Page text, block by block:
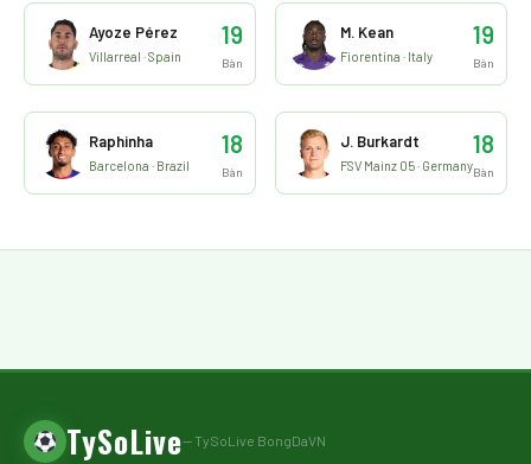
Ayoze Pérez
Villarreal · Spain
19
Bàn
M. Kean
Fiorentina · Italy
19
Bàn
Raphinha
Barcelona · Brazil
18
Bàn
J. Burkardt
FSV Mainz 05 · Germany
18
Bàn
TySoLive— TySoLive BongDaVN